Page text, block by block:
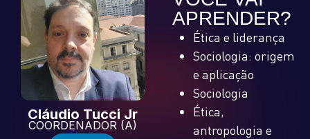
Cláudio Tucci Jr
COORDENADOR (A)
APRENDER?
Ética e liderança
Sociologia: origem
e aplicação
Sociologia
Ética,
antropologia e